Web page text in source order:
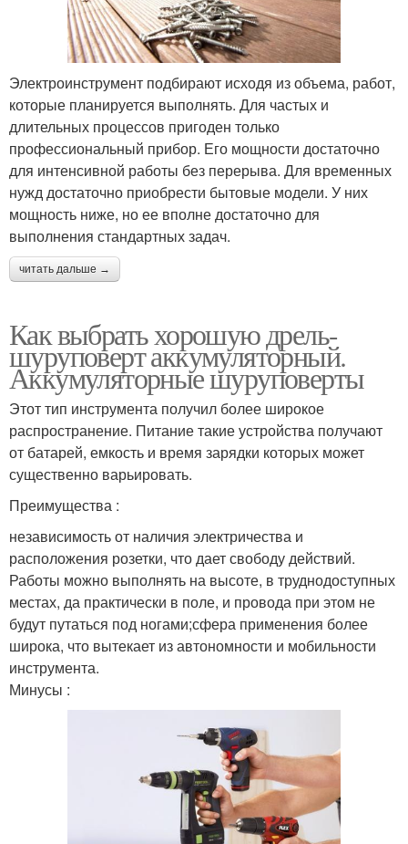
Электроинструмент подбирают исходя из объема, работ,
которые планируется выполнять. Для частых и
длительных процессов пригоден только
профессиональный прибор. Его мощности достаточно
для интенсивной работы без перерыва. Для временных
нужд достаточно приобрести бытовые модели. У них
мощность ниже, но ее вполне достаточно для
выполнения стандартных задач.
читать дальше →
Как выбрать хорошую дрель-
шуруповерт аккумуляторный.
Аккумуляторные шуруповерты
Этот тип инструмента получил более широкое
распространение. Питание такие устройства получают
от батарей, емкость и время зарядки которых может
существенно варьировать.
Преимущества :
независимость от наличия электричества и
расположения розетки, что дает свободу действий.
Работы можно выполнять на высоте, в труднодоступных
местах, да практически в поле, и провода при этом не
будут путаться под ногами;сфера применения более
широка, что вытекает из автономности и мобильности
инструмента.
Минусы :